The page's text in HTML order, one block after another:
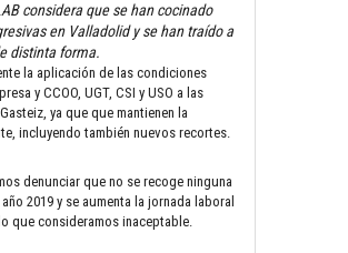
considera que se han cocinado
en Valladolid y se han traído a
distinta forma.
la aplicación de las condiciones
y CCOO, UGT, CSI y USO a las
ya que que mantienen la
incluyendo también nuevos recortes.
denunciar que no se recoge ninguna
2019 y se aumenta la jornada laboral
que consideramos inaceptable.